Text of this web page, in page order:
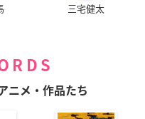
三宅健太
ニメ・作品たち